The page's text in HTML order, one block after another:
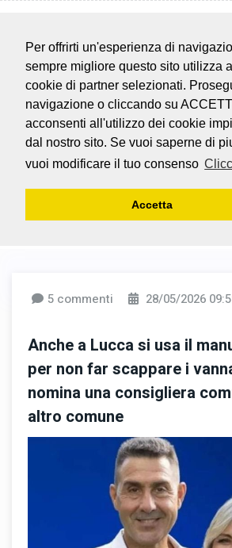
Per offrirti un'esperienza di
sempre migliore questo sito utilizza
cookie di partner selezionati.
navigazione o cliccando su
acconsenti all'utilizzo dei cookie
dal nostro sito. Se vuoi saperne di
vuoi modificare il tuo consenso
Accetta
5 commenti 28/05/2026
Anche a Lucca si usa il
per non far scappare i
nomina una consigliera
altro comune